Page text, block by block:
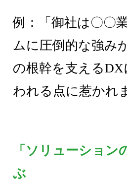
例：「御社は〇〇
ムに圧倒的な強み
の根幹を支えるDX
われる点に惹かれ
「ソリューション
ぶ